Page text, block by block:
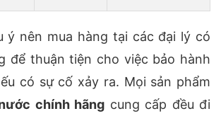
ý nên mua hàng tại các đại lý có
để thuận tiện cho việc bảo hành
có sự cố xảy ra. Mọi sản phẩm
chính hãng cung cấp đều đi